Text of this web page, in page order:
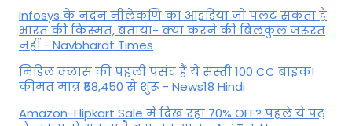
Infosys के नंदन नीलेकणि का आइडिया जो पलट सकता है
भारत की किस्मत, बताया- क्या करने की बिलकुल जरूरत
नहीं - Navbharat Times
मिडिल क्लास की पहली पसंद हैं ये सस्ती 100 CC बाइक!
कीमत मात्र ₹58,450 से शुरू - News18 Hindi
Amazon-Flipkart Sale में दिख रहा 70% OFF? पहले ये पढ़